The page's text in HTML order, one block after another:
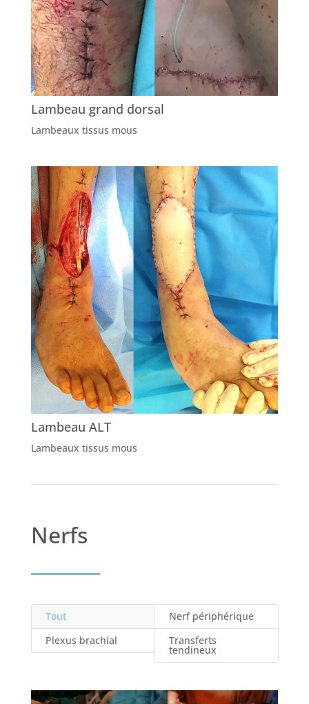
Lambeau grand dorsal
Lambeaux tissus mous
Lambeau ALT
Lambeaux tissus mous
Nerfs
Tout
Nerf périphérique
Plexus brachial
Transferts
tendineux